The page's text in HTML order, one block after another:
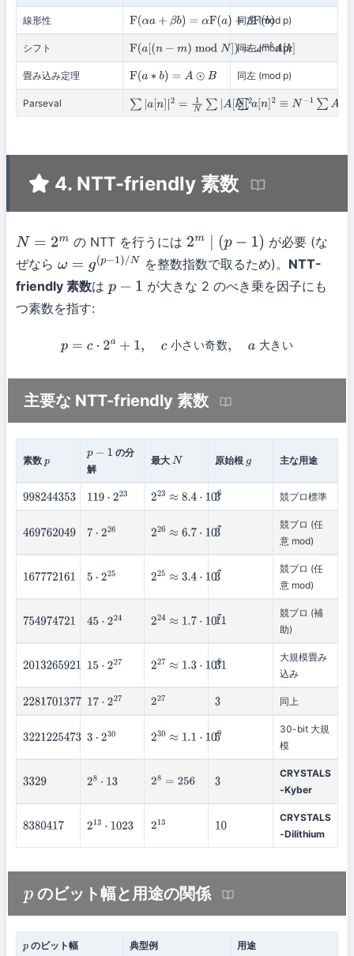
線形性 F αa+ βb )=αF (a +βF(b) 同左 (mod p)
シフト F a[(n−m)mod N])=ω mk A[k]
同左 (mod p)
畳み込み定理 F a∗b )=A ⊙B 同左 (mod p)
Parseval ∑|a [n |2 =1 N∑ |A[ k]|2 ∑a[n]2≡ N −1 ∑A k] A[− k]
4. NTT-friendly 素数
N= 2m の NTT を行うには 2m p−1 )
が必要 (な
ぜなら ω =g (p− )/N を整数指数で取るため)。 NTT-
friendly 素数は p −1
が大きな 2 のべき乗を因子にも
つ素数を指す:
小さ い奇数 大き い
p =c 2a +1 小さい奇数,a大きい
主要な NTT-friendly 素数
素数 p
p −1
の分
解
最大 N 原始根 g 主な用途
998244353 119⋅ 2 23 223 ≈8.4⋅10 6 3 競プロ標準
469762049 7 2 26 226 ≈6.7⋅ 107 3
競プロ (任
意 mod)
167772161 5 2 25 225 ≈3.4⋅10 7 3
競プロ (任
意 mod)
754974721 45 2 24 224 ≈1.7⋅107 11
競プロ (補
助)
2013265921 15⋅ 2 27 227 ≈1.3⋅108 31
大規模畳み
込み
2281701377 17 2 27 227 3 同上
3221225473 3 ⋅230 230 ≈1.1⋅10 9 5
30-bit 大規
模
3329 28 13 28 =256 3
CRYSTALS
-Kyber
8380417 213 ⋅ 1023 213 10
CRYSTALS
-Dilithium
p のビット幅と用途の関係
p のビット幅 典型例 用途